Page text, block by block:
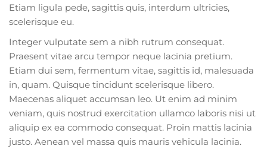
Etiam ligula pede, sagittis quis, interdum ultricies,
scelerisque eu.
Integer vulputate sem a nibh rutrum consequat.
Praesent vitae arcu tempor neque lacinia pretium.
Etiam dui sem, fermentum vitae, sagittis id, malesuada
in, quam. Quisque tincidunt scelerisque libero.
Maecenas aliquet accumsan leo. Ut enim ad minim
veniam, quis nostrud exercitation ullamco laboris nisi ut
aliquip ex ea commodo consequat. Proin mattis lacinia
justo. Aenean vel massa quis mauris vehicula lacinia.